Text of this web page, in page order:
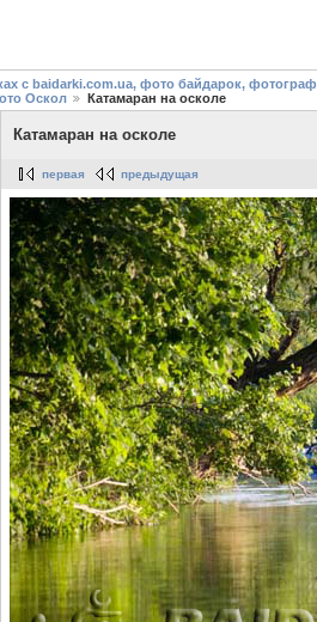
с baidarki.com.ua, фото байдарок,
Оскол
Катамаран на осколе
Катамаран на осколе
первая предыдущая